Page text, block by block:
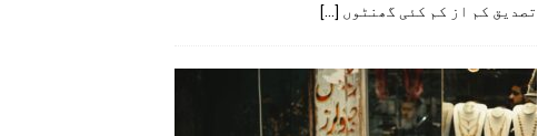
تصدیق کم از کم کئی گھنٹوں [...]